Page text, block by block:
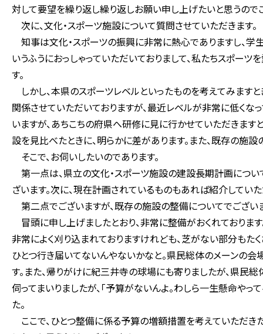
対して要望を繰り返し繰り返しお願い申し上げたいと思うので
次に、文化・スポーツ施設について質問させていただきます。
知事は文化・スポーツの振興に非常に熱心でありますし、
いうふうにおっしゃっていただいておりまして、私たちスポー
す。
しかし、本県のスポーツレベルといったものを考えてみます
関係させていただいておりますが、最近レベルが非常に低くな
いますが、あちこちの府県へ研修に見に行かせていただきます
設を見比べたときに、明らかに差があります。また、既存の施
そこで、お伺いしたいのであります。
第一点は、県立の文化・スポーツ施設の建設長期計画につい
ざいます。次に、現在計画されているものもあれば紹介していた
第二点でございますが、既存の施設の整備についてでござい
冒頭に申し上げましたとおり、非常に整備がおくれておりま
非常によく刈り込まれておりますけれども、芝がない部分もた
ひとつ行き届いてないんやないかなと。県民総体のメーンの会
す。また、帰りがけに紀三井寺の球場にも寄りましたが、県
伺ってまいりましたが、「予算がないんよ。わしら一生懸命や
た。
ここで、ひとつ整備に係る予算の増額措置を考えていただき